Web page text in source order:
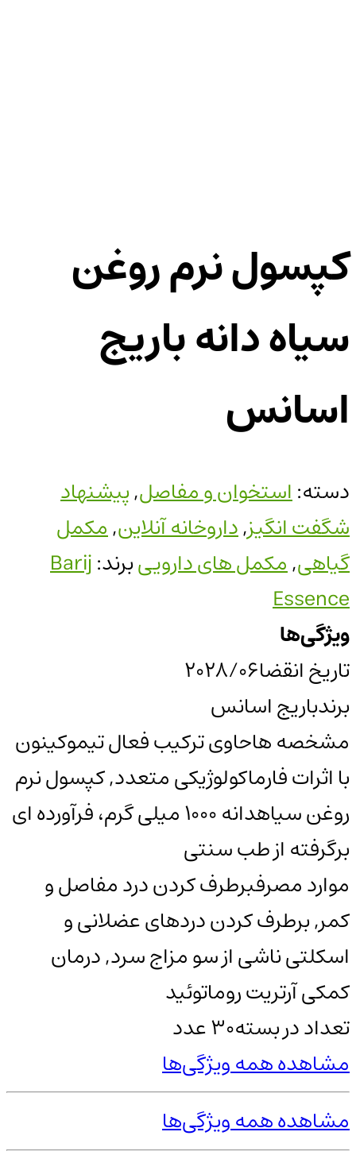
کپسول نرم روغن
سیاه دانه باریج
اسانس
دسته:استخوان و مفاصل,پیشنهاد
شگفت انگیز,داروخانه آنلاین,مکمل
گیاهی,مکمل های داروییبرند:Barij
Essence
ویژگی‌ها
تاریخ انقضا2028/06
برندباریج اسانس
مشخصه هاحاوی ترکیب فعال تیموکینون
با اثرات فارماکولوژیکی متعدد, کپسول نرم
روغن سیاهدانه 1000 میلی گرم، فرآورده ای
برگرفته از طب سنتی
موارد مصرفبرطرف کردن درد مفاصل و
کمر, برطرف کردن دردهای عضلانی و
اسکلتی ناشی از سو مزاج سرد, درمان
کمکی آرتریت روماتوئید
تعداد در بسته30 عدد
مشاهده همه ویژگی‌ها
مشاهده همه ویژگی‌ها